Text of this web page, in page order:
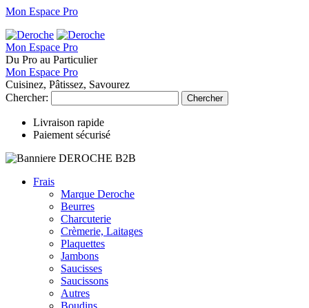
Mon Espace Pro
Mon Espace Pro
Du Pro au Particulier
Mon Espace Pro
Cuisinez, Pâtissez, Savourez
Chercher:
Chercher
Livraison rapide
Paiement sécurisé
Frais
Marque Deroche
Beurres
Charcuterie
Crèmerie, Laitages
Plaquettes
Jambons
Saucisses
Saucissons
Autres
Boudins